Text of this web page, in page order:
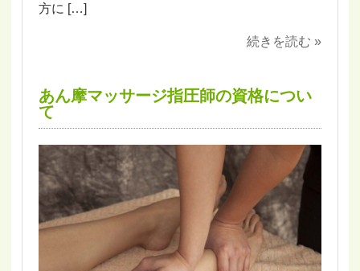
方に […]
続きを読む »
あん摩マッサージ指圧師の資格につい
て